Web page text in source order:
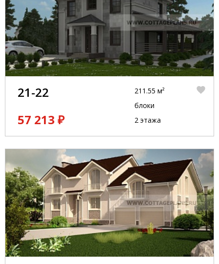
21-22
57 213 ₽
211.55 м²
блоки
2 этажа